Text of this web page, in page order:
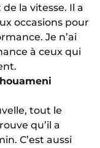
la vitesse. Il a
occasions pour
Je n’ai
à ceux qui
tout le
qu’il a
C’est aussi